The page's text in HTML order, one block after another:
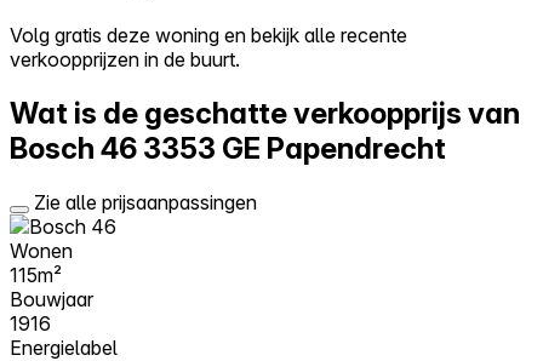
Log in
Probeer Walter gratis
Volg gratis deze woning en bekijk alle recente
verkoopprijzen in de buurt.
Wat is de geschatte verkoopprijs van
Bosch 46 3353 GE Papendrecht
Zie alle prijsaanpassingen
Wonen
115m²
Bouwjaar
1916
Energielabel